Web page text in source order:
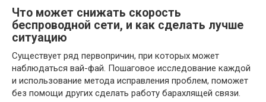
Что может снижать скорость
беспроводной сети, и как сделать лучше
ситуацию
Существует ряд первопричин, при которых может
наблюдаться вай-фай. Пошаговое исследование каждой
и использование метода исправления проблем, поможет
без помощи других сделать работу барахлящей связи.